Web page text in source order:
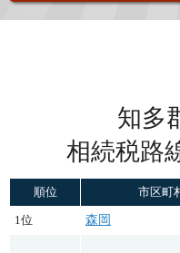
知多
相続税路
順位 市区町
1位 森岡